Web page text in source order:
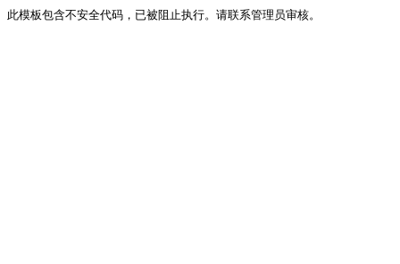
此模板包含不安全代码，已被阻止执行。请联系管理员审核。